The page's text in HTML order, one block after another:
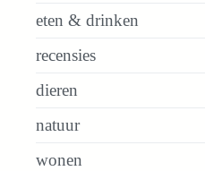
eten & drinken
recensies
dieren
natuur
wonen